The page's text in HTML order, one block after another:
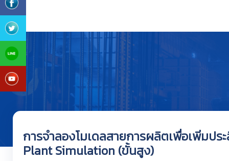
การจำลองโมเดลสายการผลิตเพื่อเพิ่มป
Plant Simulation (ขั้นสูง)